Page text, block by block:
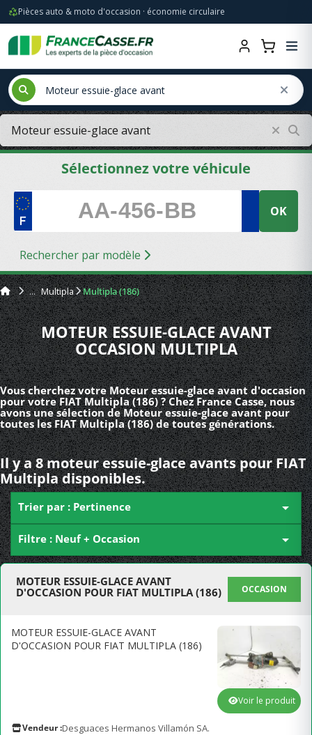
Pièces auto & moto d'occasion · économie circulaire
Sélectionnez votre véhicule
OK
Rechercher par modèle
Multipla Multipla (186)
MOTEUR ESSUIE-GLACE AVANT
OCCASION MULTIPLA
Vous cherchez votre Moteur essuie-glace avant d'occasion
pour votre FIAT Multipla (186) ? Chez France Casse, nous
avons une sélection de Moteur essuie-glace avant pour
toutes les FIAT Multipla (186) de toutes générations.
Il y a 8 moteur essuie-glace avants pour FIAT
Multipla disponibles.
Trier par : Pertinence 
Filtre : Neuf + Occasion 
MOTEUR ESSUIE-GLACE AVANT
D'OCCASION POUR FIAT MULTIPLA (186)
OCCASION
MOTEUR ESSUIE-GLACE AVANT
D'OCCASION POUR FIAT MULTIPLA (186)
Vendeur :Desguaces Hermanos Villamón SA.
Voir le produit